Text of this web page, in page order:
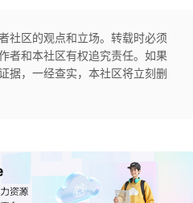
社区的观点和立场。转载时必须
者和本社区有权追究责任。如果
据，一经查实，本社区将立刻删